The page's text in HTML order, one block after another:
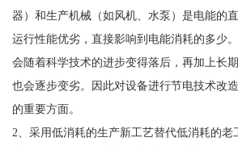
器）和生产机械（如风机、水泵）是电能的
运行性能优劣，直接影响到电能消耗的多少
会随着科学技术的进步变得落后，再加上长
也会逐步变劣。因此对设备进行节电技术改
的重要方面。
2、采用低消耗的生产新工艺替代低消耗的老